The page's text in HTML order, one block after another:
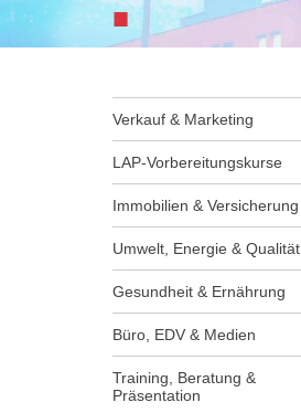
■
Verkauf & Marketing
LAP-Vorbereitungskurse
Immobilien & Versicherung
Umwelt, Energie & Qualität
Gesundheit & Ernährung
Büro, EDV & Medien
Training, Beratung &
Präsentation